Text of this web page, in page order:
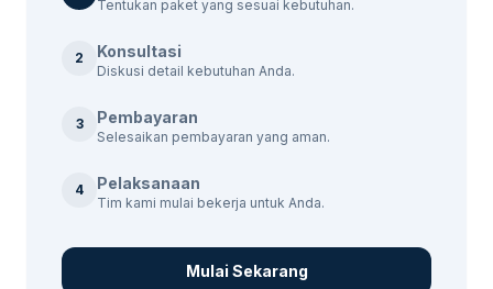
sesuai.
Implementasi dan pengawasan
kampanye.
Laporan berkala untuk transparansi.
Kontrol Kualitas
Kami memiliki tim QC yang memastikan
setiap langkah dilakukan sesuai standar. Hal
Tentukan paket yang sesuai kebutuhan.
2 Konsultasi
Diskusi detail kebutuhan Anda.
3 Pembayaran
Selesaikan pembayaran yang aman.
4 Pelaksanaan
Tim kami mulai bekerja untuk Anda.
Mulai Sekarang